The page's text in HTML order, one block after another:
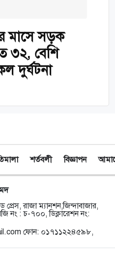
মাসে সড়ক
৩২, বেশি
দুর্ঘটনা
শর্তবলী বিজ্ঞাপন
রাজা ম্যানশন,জিন্দাবাজার,
নং : চ-৭০০, ডিক্লারেশন নং:
ফোন: ০১৭১১২২৪৫৯৮,